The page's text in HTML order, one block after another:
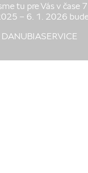
tu pre Vás v čase
– 6. 1. 2026